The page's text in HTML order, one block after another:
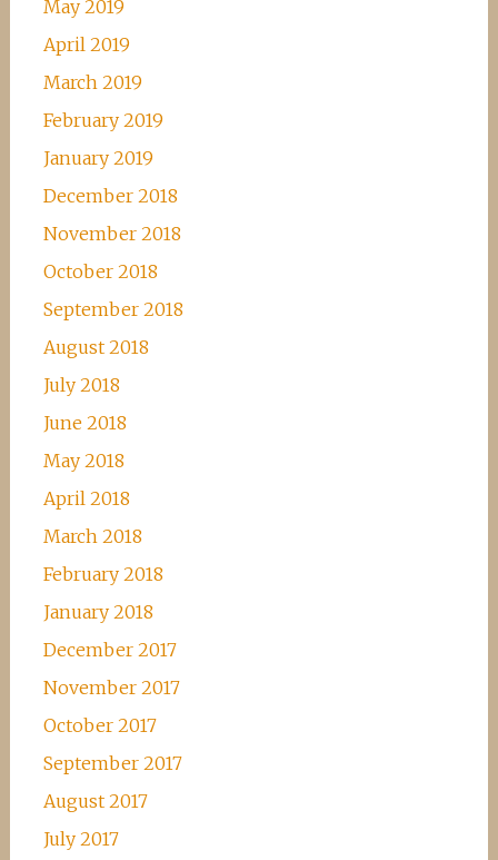
May 2019
April 2019
March 2019
February 2019
January 2019
December 2018
November 2018
October 2018
September 2018
August 2018
July 2018
June 2018
May 2018
April 2018
March 2018
February 2018
January 2018
December 2017
November 2017
October 2017
September 2017
August 2017
July 2017